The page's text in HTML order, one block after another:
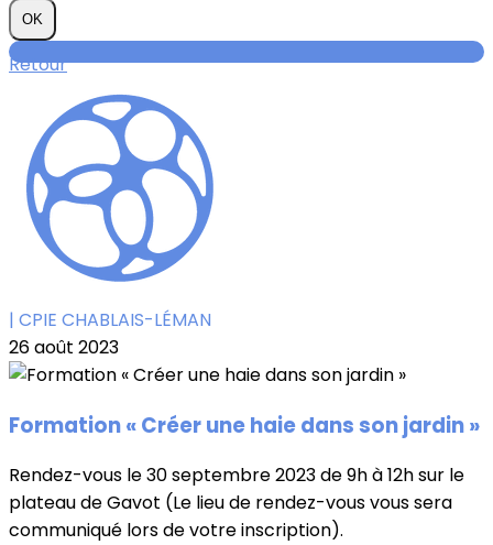
OK
Retour
| CPIE CHABLAIS-LÉMAN
26 août 2023
Formation « Créer une haie dans son jardin »
Rendez-vous le 30 septembre 2023 de 9h à 12h sur le
plateau de Gavot (Le lieu de rendez-vous vous sera
communiqué lors de votre inscription).